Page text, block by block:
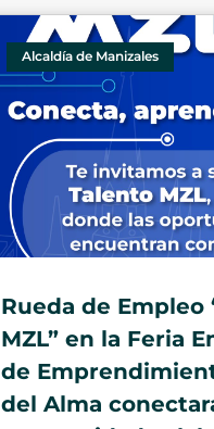
Alcaldía de Manizales
Rueda de Empleo
MZL” en la Feria
de
del Alma